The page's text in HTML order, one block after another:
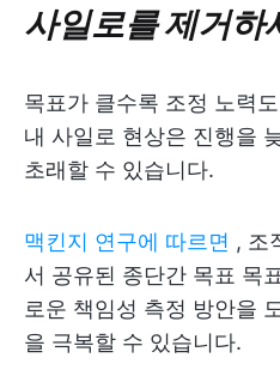
사일로를 제거하
목표가 클수록 조정 노력
내 사일로 현상은 진행을
초래할 수 있습니다.
맥킨지 연구에 따르면 , 조
서 공유된 종단간 목표 목
로운 책임성 측정 방안을
을 극복할 수 있습니다.